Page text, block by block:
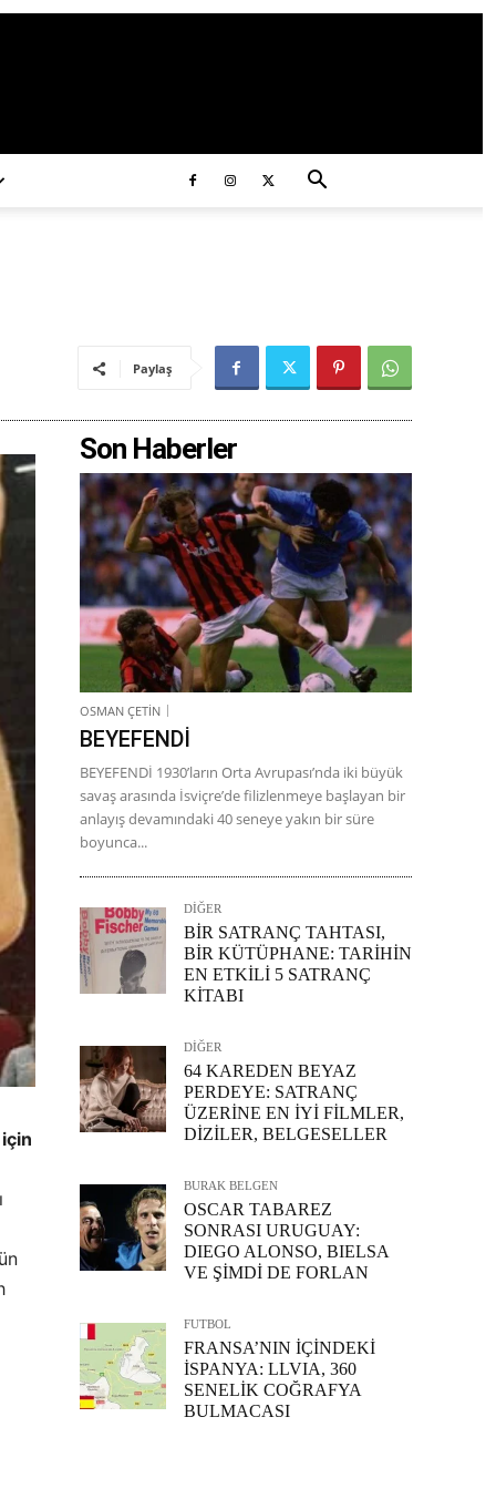
Paylaş
Son Haberler
OSMAN ÇETİN
BEYEFENDİ
BEYEFENDİ 1930’ların Orta Avrupası’nda iki büyük
savaş arasında İsviçre’de filizlenmeye başlayan bir
anlayış devamındaki 40 seneye yakın bir süre
boyunca...
DİĞER
BİR SATRANÇ TAHTASI,
BİR KÜTÜPHANE: TARİHİN
EN ETKİLİ 5 SATRANÇ
KİTABI
DİĞER
64 KAREDEN BEYAZ
PERDEYE: SATRANÇ
ÜZERİNE EN İYİ FİLMLER,
DİZİLER, BELGESELLER
BURAK BELGEN
OSCAR TABAREZ
SONRASI URUGUAY:
DIEGO ALONSO, BIELSA
VE ŞİMDİ DE FORLAN
FUTBOL
FRANSA’NIN İÇİNDEKİ
İSPANYA: LLVIA, 360
SENELİK COĞRAFYA
BULMACASI